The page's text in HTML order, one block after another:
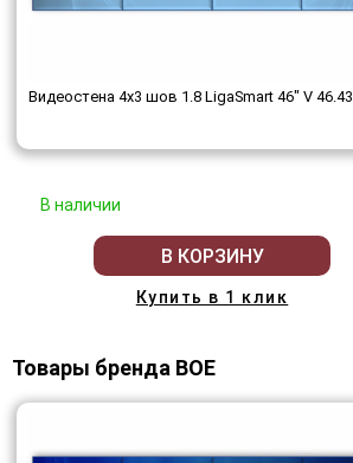
Видеостена 4x3 шов 1.8 LigaSmart 46" V 46.43
В наличии
В КОРЗИНУ
Купить в 1 клик
Товары бренда BOE